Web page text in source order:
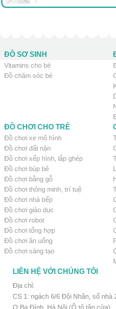
ĐỒ SƠ SINH
Vitamins cho bé
Đồ chăm sóc bé
ĐỒ CHƠI CHO TRẺ
Đồ chơi xe mô hình
Đồ chơi đất nặn
Đồ chơi xếp hình, lắp ghép
Đồ chơi búp bê
Đồ chơi bằng gỗ
Đồ chơi thông minh, trí tuệ
Đồ chơi nhà bếp
Đồ chơi giáo dục
Đồ chơi robot
Đồ chơi tổng hợp
Đồ chơi ăn uống
Đồ chơi sáng tạo
LIÊN HỆ VỚI CHÚNG TÔI
Địa chỉ:
CS 1: ngách 6/6 Đội Nhân, số nhà
Q.Ba Đình, Hà Nội (Ô tô tận cửa)